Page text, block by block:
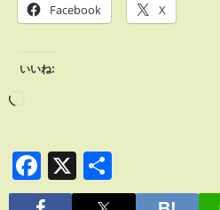
Facebook X
いいね:
Facebook
X
有